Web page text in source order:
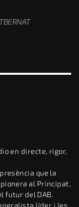
en directe, rigor,
que la
al Principat,
futur del DAB.
líder i les